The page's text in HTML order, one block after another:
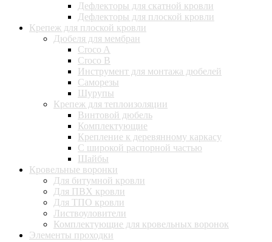
Дефлекторы для скатной кровли
Дефлекторы для плоской кровли
Крепеж для плоской кровли
Дюбеля для мембран
Croco A
Croco B
Инструмент для монтажа дюбелей
Саморезы
Шурупы
Крепеж для теплоизоляции
Винтовой дюбель
Комплектующие
Крепление к деревянному каркасу
С широкой распорной частью
Шайбы
Кровельные воронки
Для битумной кровли
Для ПВХ кровли
Для ТПО кровли
Листвоуловители
Комплектующие для кровельных воронок
Элементы проходки